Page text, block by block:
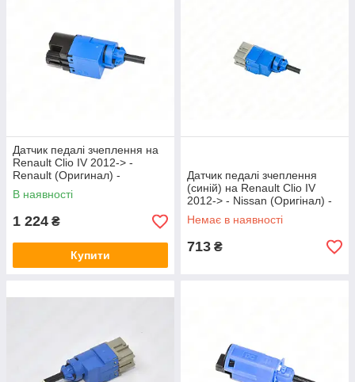
Датчик педалі зчеплення на
Renault Clio IV 2012-> -
Renault (Оригинал) -
253256730R
В наявності
1 224 ₴
Купити
Датчик педалі зчеплення
(синій) на Renault Clio IV
2012-> - Nissan (Оригінал) -
25325-00Q0A
Немає в наявності
713 ₴